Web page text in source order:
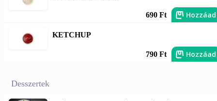
690 Ft Hozzáad
KETCHUP
790 Ft Hozzáad
Desszertek